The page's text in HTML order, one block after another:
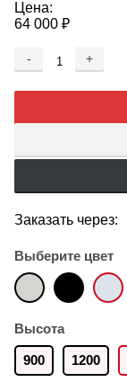
Цена:
64 000 ₽
-
+
Заказать через:
Выберите цвет
Высота
900 1200